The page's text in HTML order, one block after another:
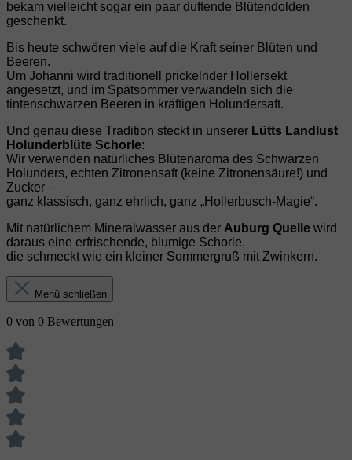
bekam vielleicht sogar ein paar duftende Blütendolden
geschenkt.
Bis heute schwören viele auf die Kraft seiner Blüten und
Beeren.
Um Johanni wird traditionell prickelnder Hollersekt
angesetzt, und im Spätsommer verwandeln sich die
tintenschwarzen Beeren in kräftigen Holundersaft.
Und genau diese Tradition steckt in unserer Lütts Landlust
Holunderblüte Schorle:
Wir verwenden natürliches Blütenaroma des Schwarzen
Holunders, echten Zitronensaft (keine Zitronensäure!) und
Zucker –
ganz klassisch, ganz ehrlich, ganz „Hollerbusch‑Magie“.
Mit natürlichem Mineralwasser aus der Auburg Quelle wird
daraus eine erfrischende, blumige Schorle,
die schmeckt wie ein kleiner Sommergruß mit Zwinkern.
Menü schließen
0 von 0 Bewertungen